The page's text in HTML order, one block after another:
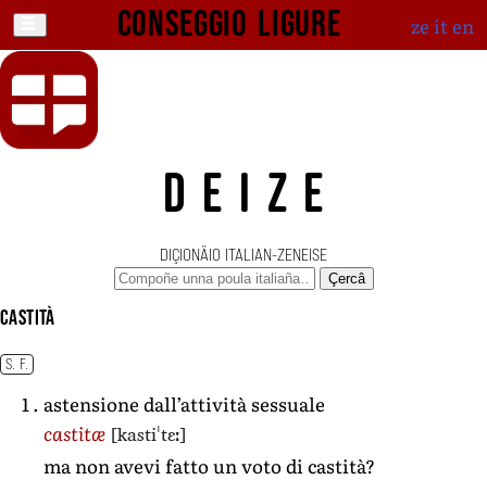
Conseggio ligure ze iten
DEIZE
DIÇIONÄIO ITALIAN-ZENEISE
Çercâ
castità
S. F.
astensione dall’attività sessuale
castitæ [kastiˈtɛː]
ma non avevi fatto un voto di castità?